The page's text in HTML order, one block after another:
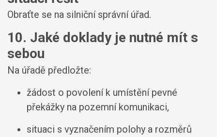
Obraťte se na silniční správní úřad.
10. Jaké doklady je nutné mít s
sebou
Na úřadě předložte:
žádost o povolení k umístění pevné
překážky na pozemní komunikaci,
situaci s vyznačením polohy a rozměrů